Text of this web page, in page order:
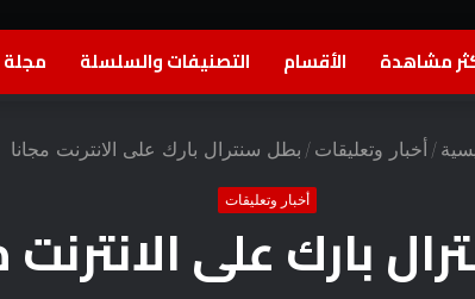
مشاهدة الأقسام التصنيفات والسلسلة مجلة
/ أخبار وتعليقات / بطل سنترال بارك على الانترنت مجانا
أخبار وتعليقات
بارك على الانترنت